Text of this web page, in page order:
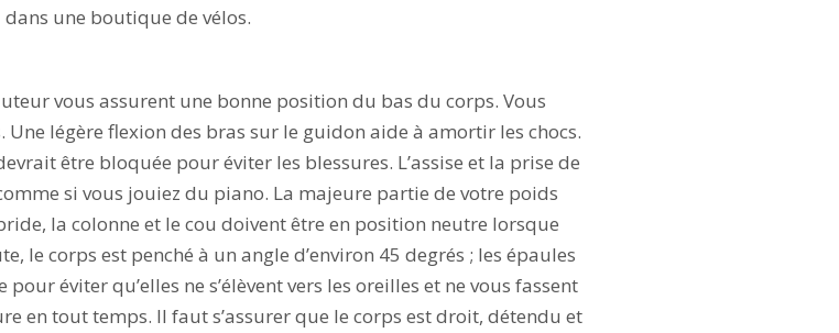
une boutique de vélos.
vous assurent une bonne position du bas du corps. Vous
légère flexion des bras sur le guidon aide à amortir les chocs.
être bloquée pour éviter les blessures. L’assise et la prise de
si vous jouiez du piano. La majeure partie de votre poids
la colonne et le cou doivent être en position neutre lorsque
le corps est penché à un angle d’environ 45 degrés ; les épaules
éviter qu’elles ne s’élèvent vers les oreilles et ne vous fassent
en tout temps. Il faut s’assurer que le corps est droit, détendu et